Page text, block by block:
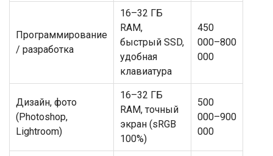
Программирование
/ разработка
16–32 ГБ
RAM,
быстрый SSD,
удобная
клавиатура
450
000–800
000
Дизайн, фото
(Photoshop,
Lightroom)
16–32 ГБ
RAM, точный
экран (sRGB
100%)
500
000–900
000